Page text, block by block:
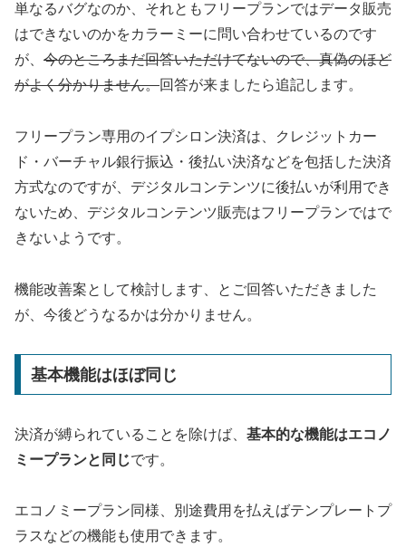
単なるバグなのか、それともフリープランではデータ販売
はできないのかをカラーミーに問い合わせているのです
が、 今のところまだ回答いただけてないので、真偽のほど
がよく分かりません。回答が来ましたら追記します。
フリープラン専用のイプシロン決済は、クレジットカー
ド・バーチャル銀行振込・後払い決済などを包括した決済
方式なのですが、デジタルコンテンツに後払いが利用でき
ないため、デジタルコンテンツ販売はフリープランではで
きないようです。
機能改善案として検討します、とご回答いただきました
が、今後どうなるかは分かりません。
基本機能はほぼ同じ
決済が縛られていることを除けば、 基本的な機能はエコノ
ミープランと同じです。
エコノミープラン同様、別途費用を払えばテンプレートプ
ラスなどの機能も使用できます。